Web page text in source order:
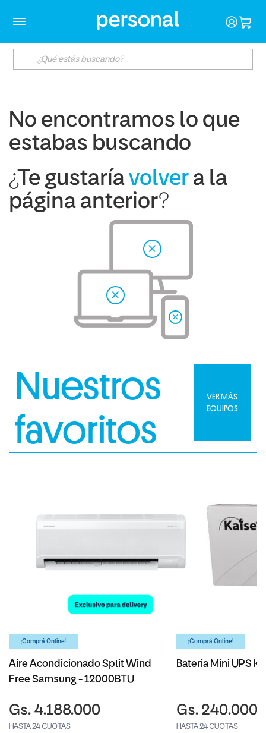
No encontramos lo que
estabas buscando
¿Te gustaría volver a la
página anterior?
Nuestros
favoritos
VER MÁS
EQUIPOS
¡Comprá Online!
Aire Acondicionado Split Wind
Free Samsung - 12000BTU
Gs. 4.188.000
HASTA 24 CUOTAS
¡Comprá Online!
Bateria Mini UPS
Gs. 240.000
HASTA 24 CUOTAS